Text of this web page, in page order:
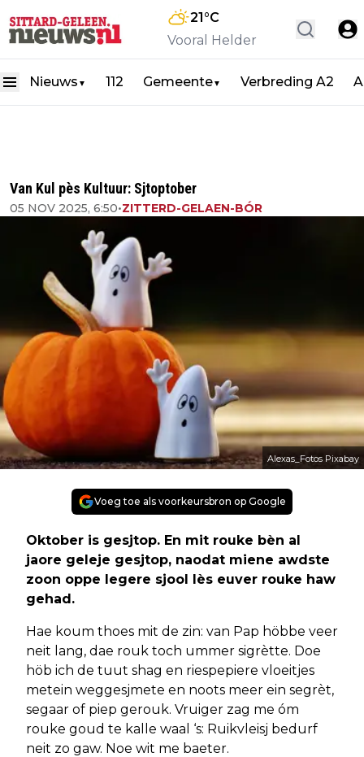
21°C
Vooral Helder
Nieuws ▼ 112 Gemeente▼ Verbreding A2
Van Kul pès Kultuur: Sjtoptober
05 NOV 2025, 6:50•ZITTERD-GELAEN-BÓR
Alexas_Fotos Pixabay
Voeg toe als voorkeursbron op Google
Oktober is gesjtop. En mit rouke bèn al
jaore geleje gesjtop, naodat miene awdste
zoon oppe legere sjool lès euver rouke haw
gehad.
Hae koum thoes mit de zin: van Pap höbbe veer
neit lang, dae rouk toch ummer sigrètte. Doe
höb ich de tuut shag en riespepiere vloeitjes
metein weggesjmete en noots meer ein segrèt,
segaar of piep gerouk. Vruiger zag me óm
rouke goud te kalle waal ‘s: Ruikvleisj bedurf
neit zo gaw. Noe wit me baeter.